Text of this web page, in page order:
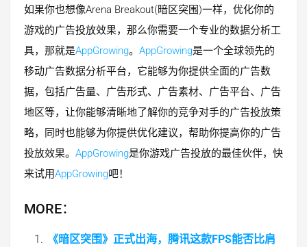
如果你也想像Arena Breakout(暗区突围)一样，优化你的
游戏的广告投放效果，那么你需要一个专业的数据分析工
具，那就是AppGrowing。 AppGrowing是一个全球领先的
移动广告数据分析平台，它能够为你提供全面的广告数
据，包括广告量、广告形式、广告素材、广告平台、广告
地区等，让你能够清晰地了解你的竞争对手的广告投放策
略，同时也能够为你提供优化建议，帮助你提高你的广告
投放效果。 AppGrowing是你游戏广告投放的最佳伙伴，快
来试用AppGrowing吧！
MORE：
《暗区突围》正式出海，腾讯这款FPS能否比肩